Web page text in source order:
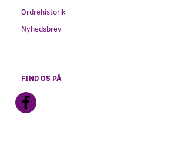
Ordrehistorik
Nyhedsbrev
FIND OS PÅ